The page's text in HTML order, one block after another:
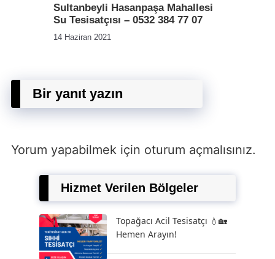
Sultanbeyli Hasanpaşa Mahallesi
Su Tesisatçısı – 0532 384 77 07
14 Haziran 2021
Bir yanıt yazın
Yorum yapabilmek için oturum açmalısınız.
Hizmet Verilen Bölgeler
Topağacı Acil Tesisatçı 💧🏡
Hemen Arayın!